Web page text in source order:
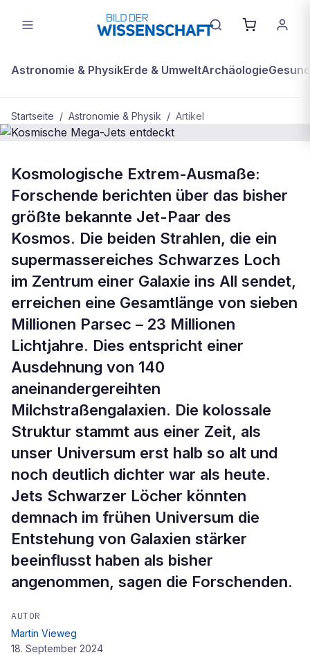
Astronomie & PhysikErde & UmweltArchäologie
Startseite / Astronomie & Physik / Artikel
Kosmische Mega-Jets entdeckt
Kosmologische Extrem-Ausmaße:
Forschende berichten über das bisher
größte bekannte Jet-Paar des
Kosmos. Die beiden Strahlen, die ein
supermassereiches Schwarzes Loch
im Zentrum einer Galaxie ins All sendet,
erreichen eine Gesamtlänge von sieben
Millionen Parsec – 23 Millionen
Lichtjahre. Dies entspricht einer
Ausdehnung von 140
aneinandergereihten
Milchstraßengalaxien. Die kolossale
Struktur stammt aus einer Zeit, als
unser Universum erst halb so alt und
noch deutlich dichter war als heute.
Jets Schwarzer Löcher könnten
demnach im frühen Universum die
Entstehung von Galaxien stärker
beeinflusst haben als bisher
angenommen, sagen die Forschenden.
AUTOR
Martin Vieweg
18. September 2024